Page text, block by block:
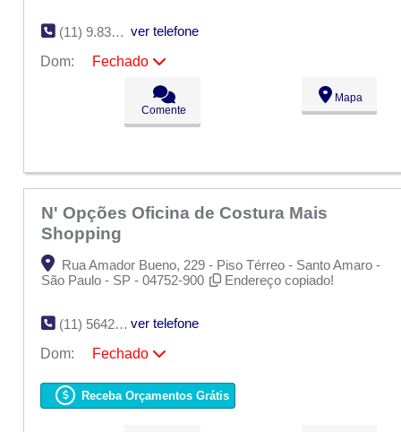
(11) 9.8370-1000
ver telefone
Dom:
Fechado
09:00 - 18:00
09:00 - 18:00
09:00 - 18:00
Comente
Mapa
N' Opções Oficina de Costura Mais
Shopping
Rua Amador Bueno, 229 - Piso Térreo - Santo Amaro -
São Paulo - SP - 04752-900
Endereço copiado!
(11) 5642-6747
ver telefone
Dom:
Fechado
Ter:
09:00 - 18:00
Qua:
09:00 - 18:00
Receba Orçamentos Grátis